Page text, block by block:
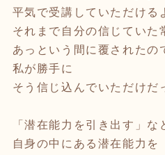
平気で受講していただける
それまで自分の信じていた
あっという間に覆されたの
私が勝手に
そう信じ込んでいただけだ
「潜在能力を引き出す」な
自身の中にある潜在能力を